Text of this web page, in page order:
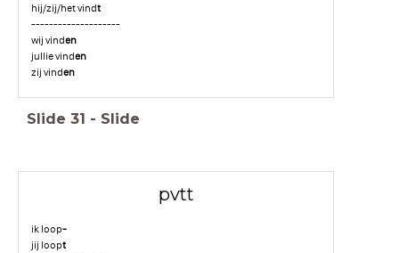
hij/zij/het vindt
--------------------
wij vinden
jullie vinden
zij vinden
Slide 31 - Slide
pvtt
ik loop-
jij loopt